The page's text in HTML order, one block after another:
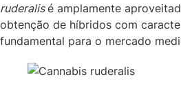
ruderalisé amplamente
obtenção de híbridos com
fundamental para o mercado